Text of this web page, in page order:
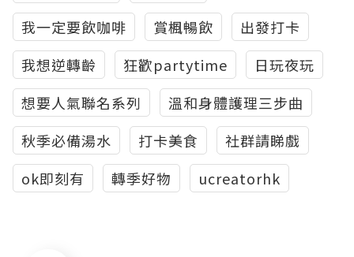
我一定要飲咖啡
賞楓暢飲
出發打卡
我想逆轉齡
狂歡partytime
日玩夜玩
想要人氣聯名系列
溫和身體護理三步曲
秋季必備湯水
打卡美食
社群請睇戲
ok即刻有
轉季好物 ucreatorhk